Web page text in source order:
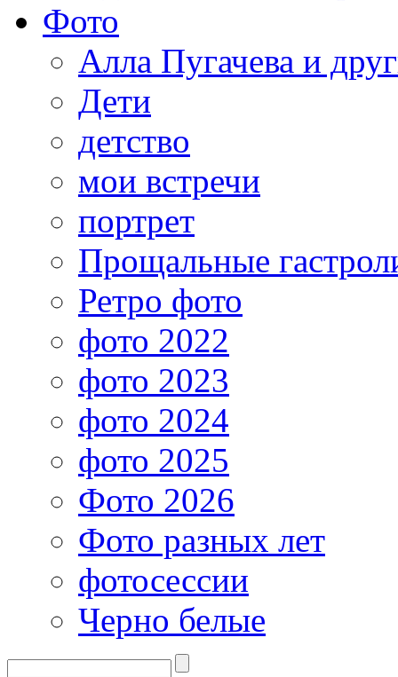
Фото
Алла Пугачева и
Дети
детство
мои встречи
портрет
Прощальные
Ретро фото
фото 2022
фото 2023
фото 2024
фото 2025
Фото 2026
Фото разных лет
фотосессии
Черно белые